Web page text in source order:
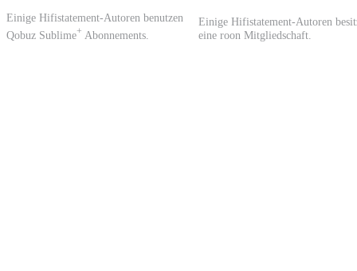
Einige Hifistatement-Autoren benutzen
Qobuz Sublime+ Abonnements.
Einige Hifistatement-Autoren
eine roon Mitgliedschaft.